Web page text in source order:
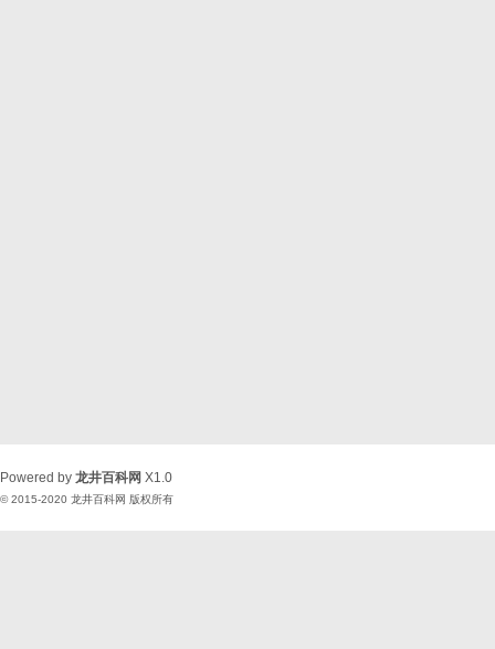
Powered by 龙井百科网 X1.0
© 2015-2020 龙井百科网 版权所有